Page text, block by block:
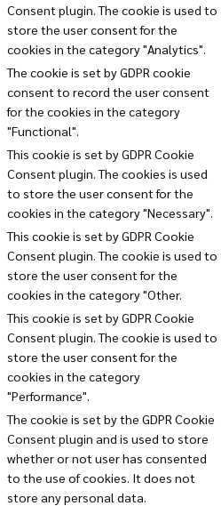
Consent plugin. The cookie is used to
store the user consent for the
cookies in the category "Analytics".
The cookie is set by GDPR cookie
consent to record the user consent
for the cookies in the category
"Functional".
This cookie is set by GDPR Cookie
Consent plugin. The cookies is used
to store the user consent for the
cookies in the category "Necessary".
This cookie is set by GDPR Cookie
Consent plugin. The cookie is used to
store the user consent for the
cookies in the category "Other.
This cookie is set by GDPR Cookie
Consent plugin. The cookie is used to
store the user consent for the
cookies in the category
"Performance".
The cookie is set by the GDPR Cookie
Consent plugin and is used to store
whether or not user has consented
to the use of cookies. It does not
store any personal data.